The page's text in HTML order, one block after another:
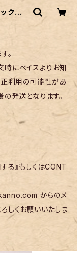
ク柄 |
。
にベイスよりお知
正利用の可能性があ
発送となります。
る』もしくはCONT
からのメ
しくお願いいたしま